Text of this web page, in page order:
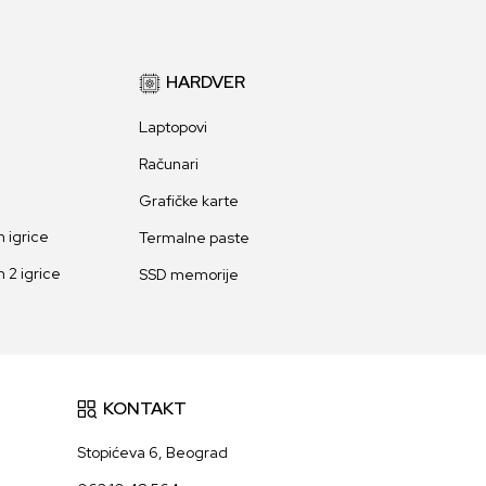
igrice
2 igrice
HARDVER
Laptopovi
Računari
Grafičke karte
Termalne paste
SSD memorije
KONTAKT
Stopićeva 6, Beograd